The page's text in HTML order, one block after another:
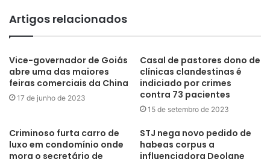
Artigos relacionados
Vice-governador de Goiás
abre uma das maiores
feiras comerciais da China
17 de junho de 2023
Casal de pastores dono de
clínicas clandestinas é
indiciado por crimes
contra 73 pacientes
15 de setembro de 2023
Criminoso furta carro de
luxo em condomínio onde
mora o secretário de
STJ nega novo pedido de
habeas corpus a
influenciadora Deolane